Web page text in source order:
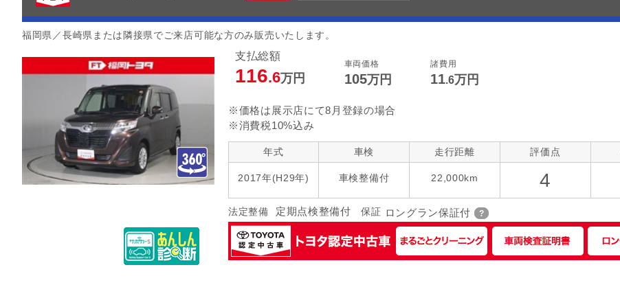
福岡県／長崎県または隣接県でご来店可能な方のみ販売いたします。
支払総額
116.6万円
車両価格
105万円
諸費用
11.6万円
※価格は展示店にて8月登録の場合
※消費税10%込み
年式
2017年(H29年)
車検
車検整備付
走行距離
22,000km
評価点
4
法定整備 定期点検整備付 保証 ロングラン保証付